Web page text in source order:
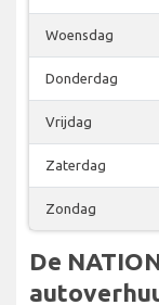
Woensdag
Donderdag
Vrijdag
Zaterdag
Zondag
De